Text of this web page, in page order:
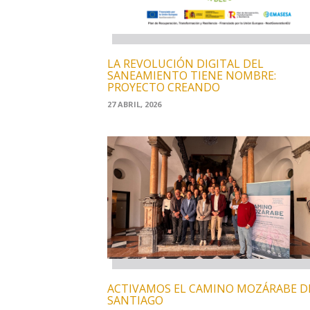
LA REVOLUCIÓN DIGITAL DEL
SANEAMIENTO TIENE NOMBRE:
PROYECTO CREANDO
27 ABRIL, 2026
ACTIVAMOS EL CAMINO MOZÁRABE
SANTIAGO